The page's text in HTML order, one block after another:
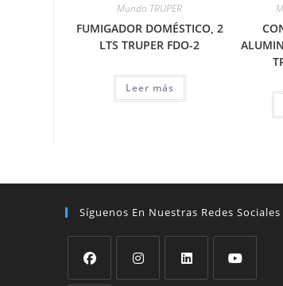
Mundo TRUPER
FUMIGADOR DOMÉSTICO, 2
LTS TRUPER FDO-2
Leer más
Síguenos En Nuestras Redes Sociales